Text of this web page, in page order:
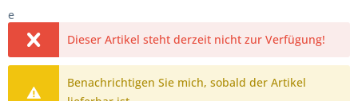
e
Dieser Artikel steht derzeit nicht zur Verfügung!
Benachrichtigen Sie mich, sobald der Artikel